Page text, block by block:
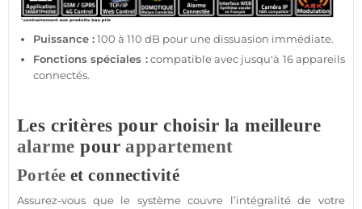
Puissance :100 à 110 dB pour une dissuasion immédiate.
Fonctions spéciales : compatibleavec jusqu'à 16 appareils
connectés.
Les critères pour choisir la meilleure
alarme pourappartement
Portée et connectivité
Assurez-vous que le systèmecouvre l’intégralité de votre